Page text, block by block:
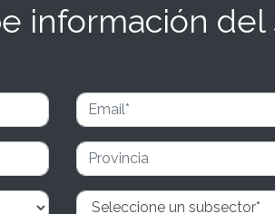
información del